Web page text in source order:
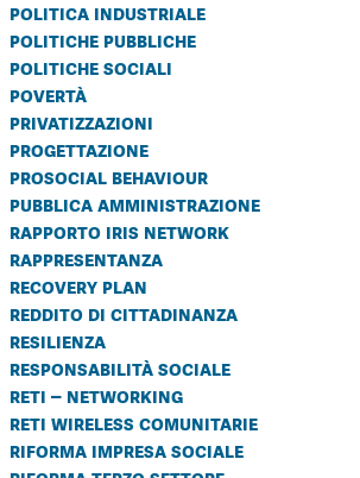
politica industriale
politiche pubbliche
politiche sociali
povertà
privatizzazioni
progettazione
prosocial behaviour
pubblica amministrazione
rapporto iris network
rappresentanza
recovery plan
reddito di cittadinanza
resilienza
responsabilità sociale
reti – networking
reti wireless comunitarie
riforma impresa sociale